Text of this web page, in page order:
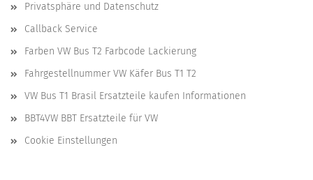
Privatsphäre und Datenschutz
Callback Service
Farben VW Bus T2 Farbcode Lackierung
Fahrgestellnummer VW Käfer Bus T1 T2
VW Bus T1 Brasil Ersatzteile kaufen Informationen
BBT4VW BBT Ersatzteile für VW
Cookie Einstellungen